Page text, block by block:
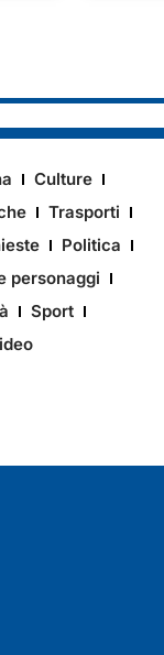
Culture
Trasporti
Politica
personaggi
Sport